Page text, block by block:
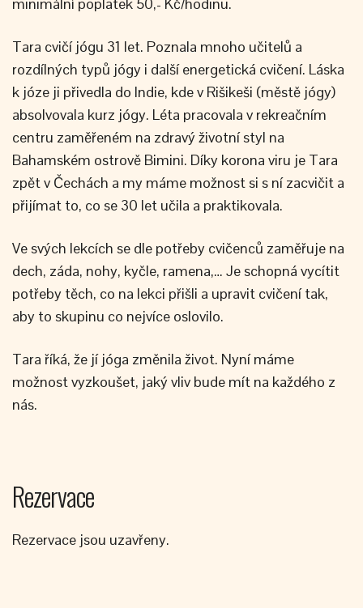
Tara cvičí jógu 31 let. Poznala mnoho učitelů a
rozdílných typů jógy i další energetická cvičení. Láska
k józe ji přivedla do Indie, kde v Rišikeši (městě jógy)
absolvovala kurz jógy. Léta pracovala v rekreačním
centru zaměřeném na zdravý životní styl na
Bahamském ostrově Bimini. Díky korona viru je Tara
zpět v Čechách a my máme možnost si s ní zacvičit a
přijímat to, co se 30 let učila a praktikovala.
Ve svých lekcích se dle potřeby cvičenců zaměřuje na
dech, záda, nohy, kyčle, ramena,… Je schopná vycítit
potřeby těch, co na lekci přišli a upravit cvičení tak,
aby to skupinu co nejvíce oslovilo.
Tara říká, že jí jóga změnila život. Nyní máme
možnost vyzkoušet, jaký vliv bude mít na každého z
nás.
Rezervace
Rezervace jsou uzavřeny.